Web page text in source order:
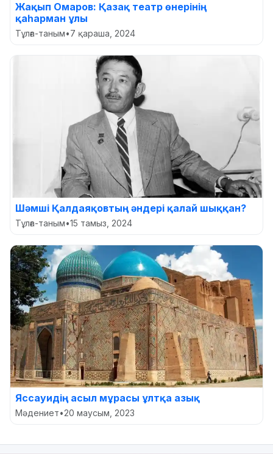
Жақып Омаров: Қазақ театр өнерінің
қаһарман ұлы
Тұлға-таным•7 қараша, 2024
Шәмші Қалдаяқовтың әндері қалай шыққан?
Тұлға-таным•15 тамыз, 2024
Яссауидің асыл мұрасы ұлтқа азық
Мәдениет•20 маусым, 2023